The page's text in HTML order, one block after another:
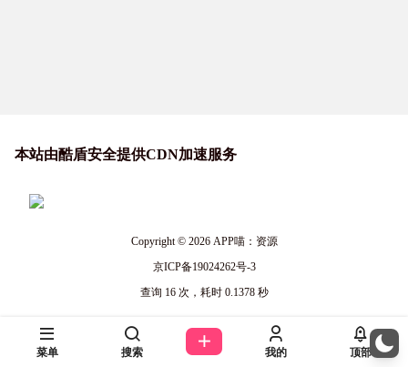
本站由酷盾安全提供CDN加速服务
Copyright © 2026APP喵：资源
京ICP备19024262号-3
查询 16 次，耗时 0.1378 秒
菜单 搜索 我的 顶部